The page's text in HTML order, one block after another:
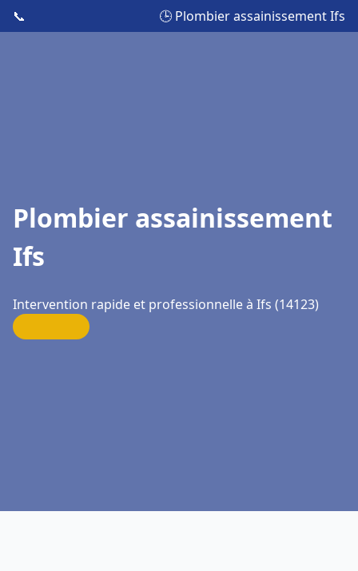
📞 🕒 Plombier assainissement Ifs
Plombier assainissement
Ifs
Intervention rapide et professionnelle à Ifs (14123)